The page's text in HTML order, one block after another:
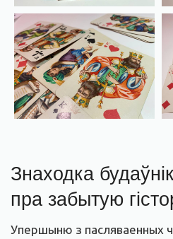
Знаходка
пра забытую
Упершыню з пасляваенных